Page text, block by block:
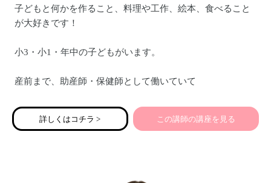
子どもと何かを作ること、料理や工作、絵本、食べること
が大好きです！
小3・小1・年中の子どもがいます。
産前まで、助産師・保健師として働いていて
とうまくいく！と思っていました。
でも実際は大変でツライとも言えず悩む毎日でした。
詳しくはコチラ > この講師の講座を見る